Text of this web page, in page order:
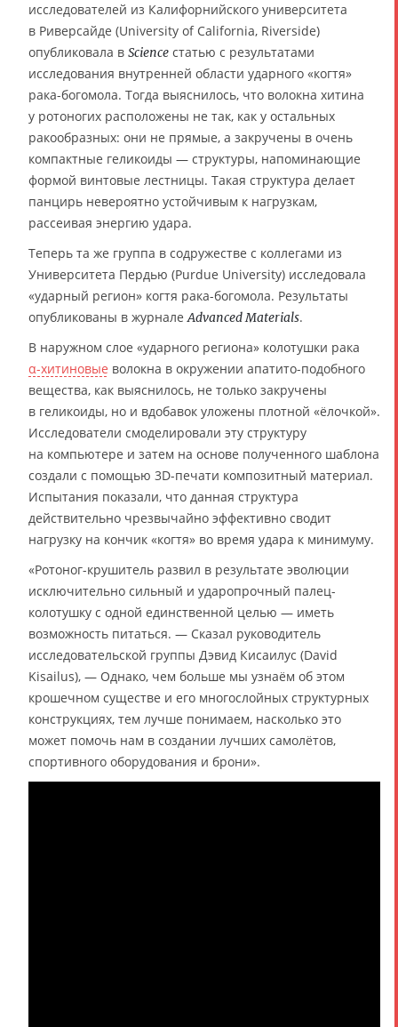
исследователей из Калифорнийского университета
в Риверсайде (University of California, Riverside)
опубликовала в Science статью с результатами
исследования внутренней области ударного «когтя»
рака-богомола. Тогда выяснилось, что волокна хитина
у ротоногих расположены не так, как у остальных
ракообразных: они не прямые, а закручены в очень
компактные геликоиды — структуры, напоминающие
формой винтовые лестницы. Такая структура делает
панцирь невероятно устойчивым к нагрузкам,
рассеивая энергию удара.
Теперь та же группа в содружестве с коллегами из
Университета Пердью (Purdue University) исследовала
«ударный регион» когтя рака-богомола. Результаты
опубликованы в журналеAdvanced Materials.
В наружном слое «ударного региона» колотушки рака
α-хитиновые волокна в окружении апатито-подобного
вещества, как выяснилось, не только закручены
в геликоиды, но и вдобавок уложены плотной «ёлочкой».
Исследователи смоделировали эту структуру
на компьютере и затем на основе полученного шаблона
создали с помощью 3D-печати композитный материал.
Испытания показали, что данная структура
действительно чрезвычайно эффективно сводит
нагрузку на кончик «когтя» во время удара к минимуму.
«Ротоног-крушитель развил в результате эволюции
исключительно сильный и ударопрочный палец-
колотушку с одной единственной целью — иметь
возможность питаться. — Сказал руководитель
исследовательской группы Дэвид Кисаилус (David
Kisailus), — Однако, чем больше мы узнаём об этом
крошечном существе и его многослойных структурных
конструкциях, тем лучше понимаем, насколько это
может помочь нам в создании лучших самолётов,
спортивного оборудования и брони».